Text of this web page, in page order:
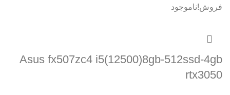
فروش!ناموجود
Asus fx507zc4 i5(12500)8gb-512ssd-4gb
rtx3050